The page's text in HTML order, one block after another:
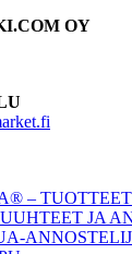
OY
– TUOTTEET
JA